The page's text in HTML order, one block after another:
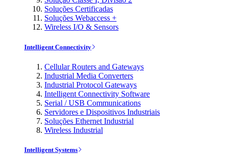
Soluções Certificadas
Soluções Webaccess +
Wireless I/O & Sensors
Intelligent Connectivity
Cellular Routers and Gateways
Industrial Media Converters
Industrial Protocol Gateways
Intelligent Connectivity Software
Serial / USB Communications
Servidores e Dispositivos Industriais
Soluções Ethernet Industrial
Wireless Industrial
Intelligent Systems